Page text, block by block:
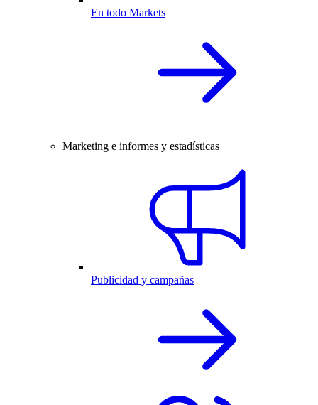
En todo Markets
Marketing e informes y estadísticas
Publicidad y campañas